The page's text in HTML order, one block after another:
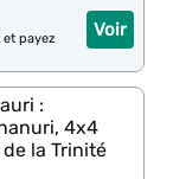
Voir
et payez
:
4x4
de la Trinité